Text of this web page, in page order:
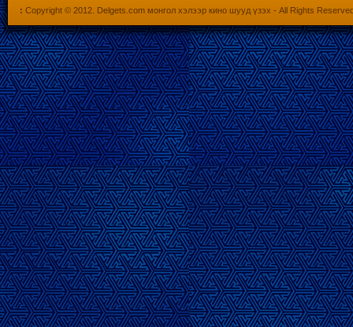
: Copyright © 2012. Delgets.com монгол хэлээр кино шууд үзэх - All Rights